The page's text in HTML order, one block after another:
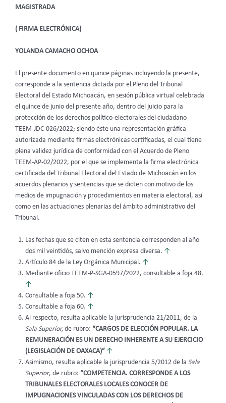
MAGISTRADA
( FIRMA ELECTRÓNICA)
YOLANDA CAMACHO OCHOA
El presente documento en quince páginas incluyendo la presente,
corresponde a la sentencia dictada por el Pleno del Tribunal
Electoral del Estado Michoacán, en sesión pública virtual celebrada
el quince de junio del presente año, dentro del juicio para la
protección de los derechos político-electorales del ciudadano
TEEM-JDC-026/2022; siendo éste una representación gráfica
autorizada mediante firmas electrónicas certificadas, el cual tiene
plena validez jurídica de conformidad con el Acuerdo de Pleno
TEEM-AP-02/2022, por el que se implementa la firma electrónica
certificada del Tribunal Electoral del Estado de Michoacán en los
acuerdos plenarios y sentencias que se dicten con motivo de los
medios de impugnación y procedimientos en materia electoral, así
como en las actuaciones plenarias del ámbito administrativo del
Tribunal.
Las fechas que se citen en esta sentencia corresponden al año
dos mil veintidós, salvo mención expresa diversa. ↑
Artículo 84 de la Ley Orgánica Municipal. ↑
Mediante oficio TEEM-P-SGA-0597/2022, consultable a foja 48.
↑
Consultable a foja 50. ↑
Consultable a foja 60. ↑
Al respecto, resulta aplicable la jurisprudencia 21/2011, de la
Sala Superior, de rubro: “CARGOS DE ELECCIÓN POPULAR. LA
REMUNERACIÓN ES UN DERECHO INHERENTE A SU EJERCICIO
(LEGISLACIÓN DE OAXACA)” ↑
Asimismo, resulta aplicable la jurisprudencia 5/2012 de la Sala
Superior, de rubro: “COMPETENCIA. CORRESPONDE A LOS
TRIBUNALES ELECTORALES LOCALES CONOCER DE
IMPUGNACIONES VINCULADAS CON LOS DERECHOS DE